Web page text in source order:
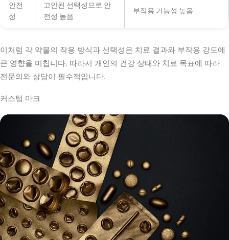
안전
성
고안된 선택성으로 안
전성 높음
부작용 가능성 높음
이처럼 각 약물의 작용 방식과 선택성은 치료 결과와 부작용 강도에
큰 영향을 미칩니다. 따라서 개인의 건강 상태와 치료 목표에 따라
전문의와 상담이 필수적입니다.
커스텀 마크